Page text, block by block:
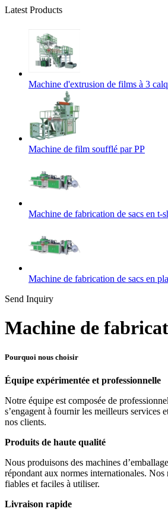
Latest Products
Machine d'extrusion de films à 3
Machine de film soufflé par PP
Machine de fabrication de sacs en t-
Machine de fabrication de sacs en
Send Inquiry
Machine de
Pourquoi nous choisir
Équipe expérimentée et professionnelle
Notre équipe est composée de
s’engagent à fournir les meilleurs services
nos clients.
Produits de haute qualité
Nous produisons des machines
répondant aux normes internationales. Nos
fiables et faciles à utiliser.
Livraison rapide